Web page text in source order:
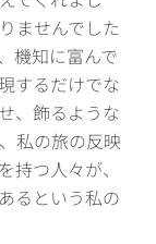
ませんでした
機知に富んで
するだけでな
、飾るような
私の旅の反映
持つ人々が、
るという私の